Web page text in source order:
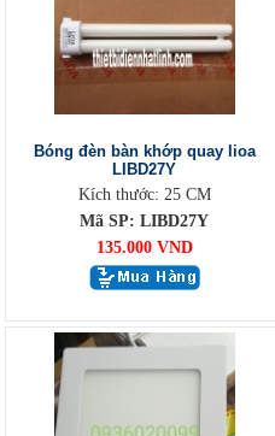
Bóng đèn bàn khớp quay lioa
LIBD27Y
Kích thước: 25 CM
Mã SP: LIBD27Y
135.000 VND